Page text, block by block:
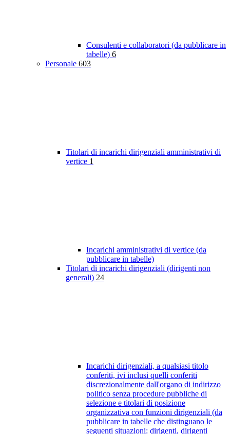
Consulenti e collaboratori (da pubblicare in
tabelle) 6
Personale 603
Titolari di incarichi dirigenziali amministrativi di
vertice 1
Incarichi amministrativi di vertice (da
pubblicare in tabelle)
Titolari di incarichi dirigenziali (dirigenti non
generali) 24
Incarichi dirigenziali, a qualsiasi titolo
conferiti, ivi inclusi quelli conferiti
discrezionalmente dall'organo di indirizzo
politico senza procedure pubbliche di
selezione e titolari di posizione
organizzativa con funzioni dirigenziali (da
pubblicare in tabelle che distinguano le
seguenti situazioni: dirigenti, dirigenti